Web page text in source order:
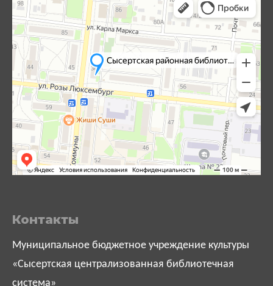
Контакты
Муниципальное бюджетное учреждение культуры
«Сысертская централизованная библиотечная
система»